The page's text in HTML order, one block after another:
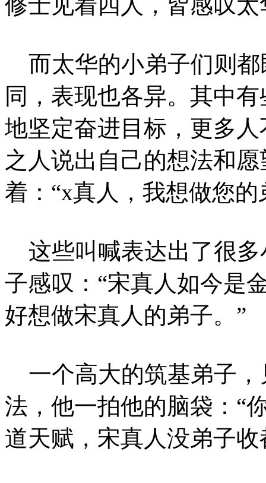
而太华的小弟子们则都
同，表现也各异。其中
地坚定奋进目标，更多
之人说出自己的想法和
着：“x真人，我想做您的
这些叫喊表达出了很多
子感叹：“宋真人如今是
好想做宋真人的弟子。”
一个高大的筑基弟子，
法，他一拍他的脑袋：“
道天赋，宋真人没弟子